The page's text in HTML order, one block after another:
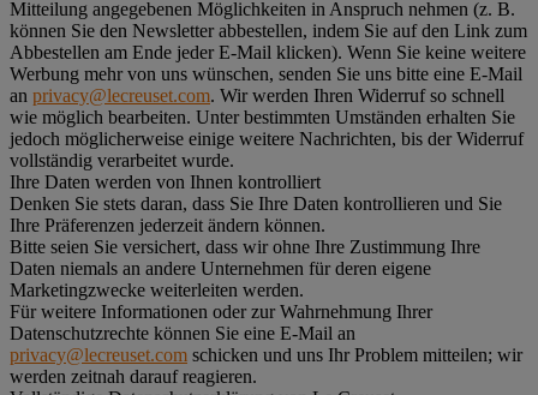
Mitteilung angegebenen Möglichkeiten in Anspruch nehmen (z. B.
können Sie den Newsletter abbestellen, indem Sie auf den Link zum
Abbestellen am Ende jeder E-Mail klicken). Wenn Sie keine weitere
Werbung mehr von uns wünschen, senden Sie uns bitte eine E-Mail
an privacy@lecreuset.com. Wir werden Ihren Widerruf so schnell
wie möglich bearbeiten. Unter bestimmten Umständen erhalten Sie
jedoch möglicherweise einige weitere Nachrichten, bis der Widerruf
vollständig verarbeitet wurde.
Ihre Daten werden von Ihnen kontrolliert
Denken Sie stets daran, dass Sie Ihre Daten kontrollieren und Sie
Ihre Präferenzen jederzeit ändern können.
Bitte seien Sie versichert, dass wir ohne Ihre Zustimmung Ihre
Daten niemals an andere Unternehmen für deren eigene
Marketingzwecke weiterleiten werden.
Für weitere Informationen oder zur Wahrnehmung Ihrer
Datenschutzrechte können Sie eine E-Mail an
privacy@lecreuset.com schicken und uns Ihr Problem mitteilen; wir
werden zeitnah darauf reagieren.